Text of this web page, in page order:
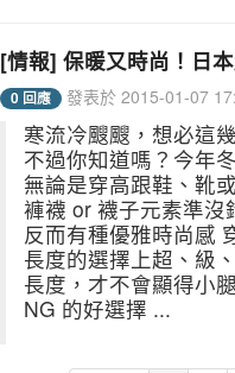
[情報] 保暖又時尚！日
0 回應 發表於 2015-01-07
寒流冷颼颼，想必這
不過你知道嗎？今年
無論是穿高跟鞋、靴
褲襪 or 襪子元素準沒
反而有種優雅時尚感
長度的選擇上超、級
長度，才不會顯得小
NG 的好選擇 ...